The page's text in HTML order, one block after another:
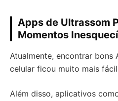
Apps de Ultrassom
Momentos
Atualmente, encontrar bons
celular ficou muito mais fácil
Além disso, aplicativos